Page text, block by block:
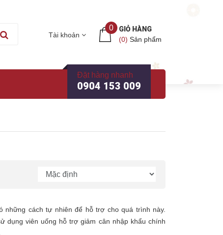
Tài khoản
0
GIỎ HÀNG
(0) Sản phẩm
Đặt hàng nhanh
0904 153 009
cách tự nhiên để hỗ trợ cho quá trình này.
dụng viên uống hỗ trợ giảm cân nhập khẩu chính